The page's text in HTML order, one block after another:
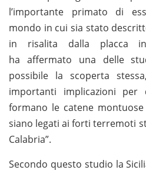
l’importante primato di
mondo in cui sia stato
in risalita dalla placca
ha affermato una delle
possibile la scoperta
importanti implicazioni per
formano le catene
siano legati ai forti terremoti
Calabria”.
Secondo questo studio la